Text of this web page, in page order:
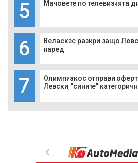
5 Мачовете по телевизията
6
Веласкес разкри защо
наред
7
Олимпиакос отправи
Левски, "сините"